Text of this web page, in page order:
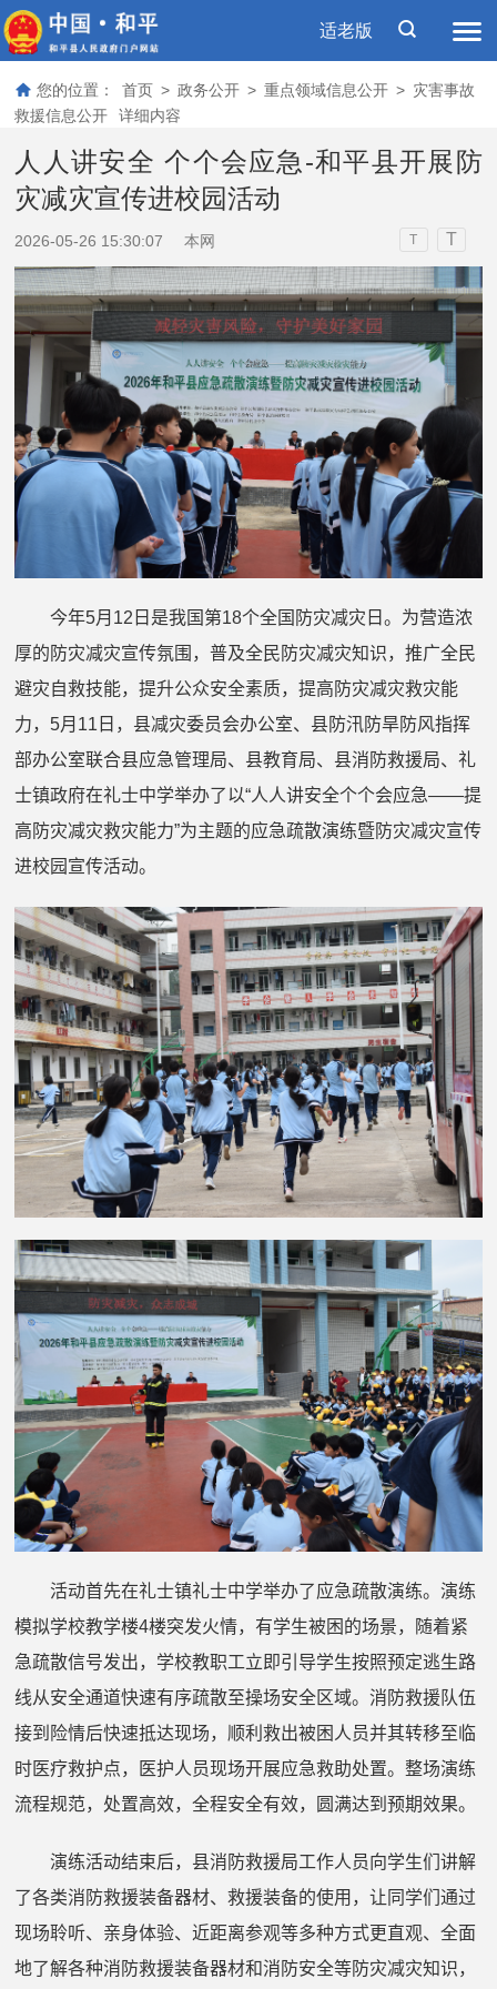
适老版
您的位置： 首页 > 政务公开 > 重点领域信息公开 > 灾害事故
救援信息公开
详细内容
人人讲安全 个个会应急-和平县开展防
灾减灾宣传进校园活动
2026-05-26 15:30:07 本网 T T
今年5月 12 日是我国第18个全国防灾减灾日。 为营造浓
厚的防灾减灾宣传氛围，普及全民防灾减灾知识，推广全民
避灾自救技能，提升公众安全素质，提高防灾减灾救灾能
力，5月 11 日，县减灾委员会办公室、县防汛防旱防风指挥
部办公室联合县应急管理局、县教育局、 县消防救援局、礼
士镇政府在礼士中学举办了以“人人讲安全个个会应急——提
高防灾减灾救灾能力”为主题的应急疏散演练暨防灾减灾宣传
进校园宣传活动。
活动首先在礼士镇礼士中学举办了应急疏散演练。演练
模拟学校教学楼4楼突发火情，有学生被困的场景，随着紧
急疏散信号发出，学校教职工立即引导学生按照预定逃生路
线从安全通道快速有序疏散至操场安全区域。消防救援队伍
接到险情后快速抵达现场，顺利救出被困人员并其转移至临
时医疗救护点，
医护人员现场开展应急救助处置。整场演练
流程规范，处置高效，全程安全有效，圆满达到预期效果。
演练活动结束后， 县消防救援局工作人员向学生们讲解
了各类消防救援装备器材、救援装备的使用，让同学们通过
现场聆听、亲身体验、近距离参观等多种方式更直观、全面
地了解各种消防救援装备器材和消防安全等防灾减灾知识，